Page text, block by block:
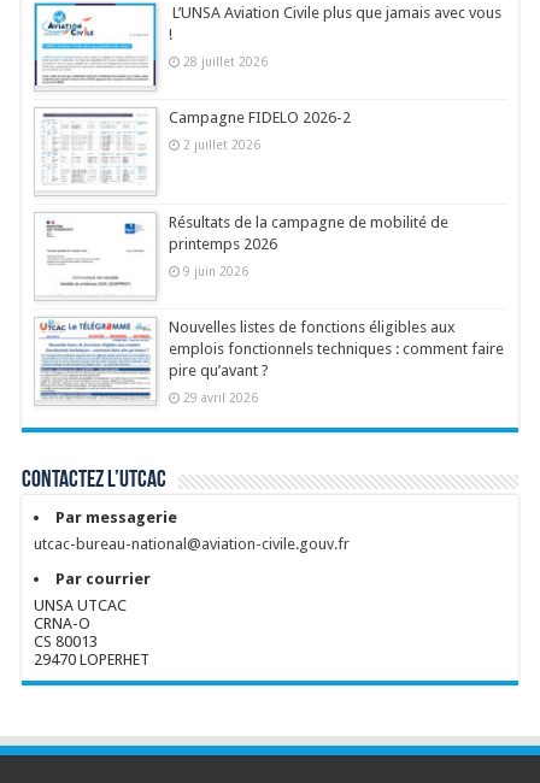
L’UNSA Aviation Civile plus que jamais avec vous
!
28 juillet 2026
Campagne FIDELO 2026-2
2 juillet 2026
Résultats de la campagne de mobilité de
printemps 2026
9 juin 2026
Nouvelles listes de fonctions éligibles aux
emplois fonctionnels techniques : comment faire
pire qu’avant ?
29 avril 2026
Contactez l’UTCAC
Par messagerie
utcac-bureau-national@aviation-civile.gouv.fr
Par courrier
UNSA UTCAC
CRNA-O
CS 80013
29470 LOPERHET